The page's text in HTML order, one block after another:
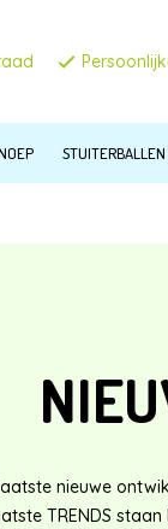
STUITERBALLEN
laatste nieuwe
TRENDS